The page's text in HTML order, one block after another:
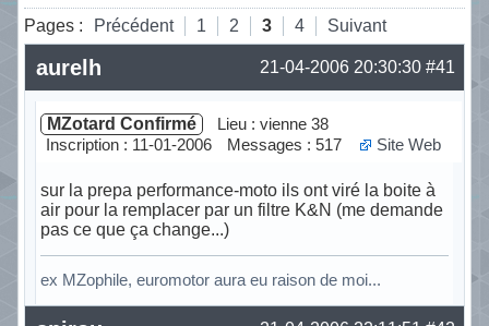
Pages : Précédent 1 2 3 4 Suivant
#41
21-04-2006 20:30:30
aurelh
MZotard Confirmé
Lieu : vienne 38
Inscription : 11-01-2006
Messages : 517 Site Web
sur la prepa performance-moto ils ont viré la boite à
air pour la remplacer par un filtre K&N (me demande
pas ce que ça change...)
ex MZophile, euromotor aura eu raison de moi...
Hors ligne